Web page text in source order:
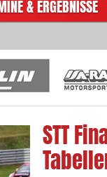
& ERGEBNISSE
STT